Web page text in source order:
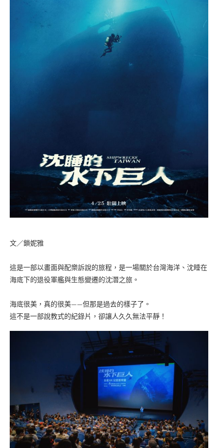
文／鎖妮雅
這是一部以畫面與配樂訴說的旅程，是一場關於台灣海洋、沈睡在
海底下的退役軍艦與生態變遷的沈潛之旅。
海底很美，真的很美——但那是過去的樣子了。
這不是一部說教式的紀錄片，卻讓人久久無法平靜！